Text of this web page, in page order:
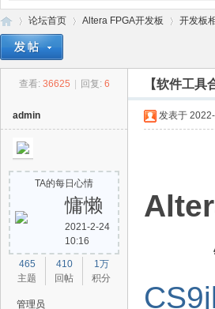
路
论坛首页
›
Altera FPGA开发板
›
开发板
查看: 36625 回复: 6 【软件工
admin
TA的每日心情
慵懒
2021-2-24
10:16
465
主题
410
回帖
1万
积分
管理员
发表于
链